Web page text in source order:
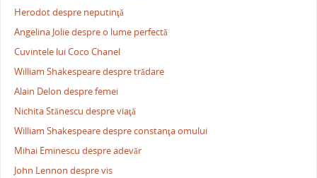
Herodot despre neputinţă
Angelina Jolie despre o lume perfectă
Cuvintele lui Coco Chanel
William Shakespeare despre trădare
Alain Delon despre femei
Nichita Stănescu despre viaţă
William Shakespeare despre constanţa omului
Mihai Eminescu despre adevăr
John Lennon despre vis